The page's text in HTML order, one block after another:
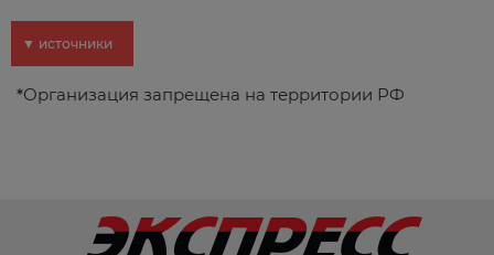
▼ источники
*Организация запрещена на территории РФ